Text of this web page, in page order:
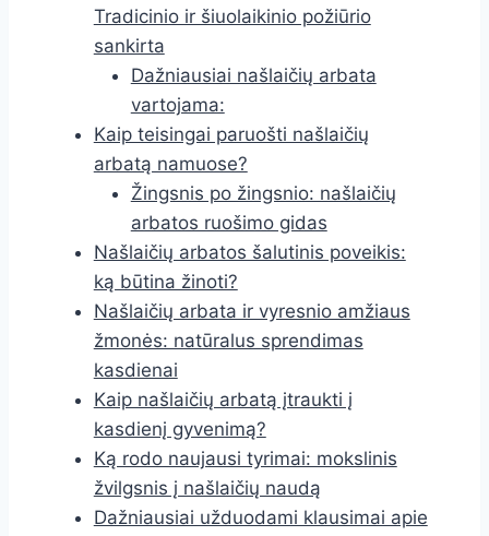
Tradicinio ir šiuolaikinio požiūrio
sankirta
Dažniausiai našlaičių arbata
vartojama:
Kaip teisingai paruošti našlaičių
arbatą namuose?
Žingsnis po žingsnio: našlaičių
arbatos ruošimo gidas
Našlaičių arbatos šalutinis poveikis:
ką būtina žinoti?
Našlaičių arbata ir vyresnio amžiaus
žmonės: natūralus sprendimas
kasdienai
Kaip našlaičių arbatą įtraukti į
kasdienį gyvenimą?
Ką rodo naujausi tyrimai: mokslinis
žvilgsnis į našlaičių naudą
Dažniausiai užduodami klausimai apie